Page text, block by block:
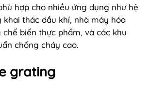
hợp cho nhiều ứng dụng như hệ
thác dầu khí, nhà máy hóa
chế biến thực phẩm, và các khu
chống cháy cao.
grating